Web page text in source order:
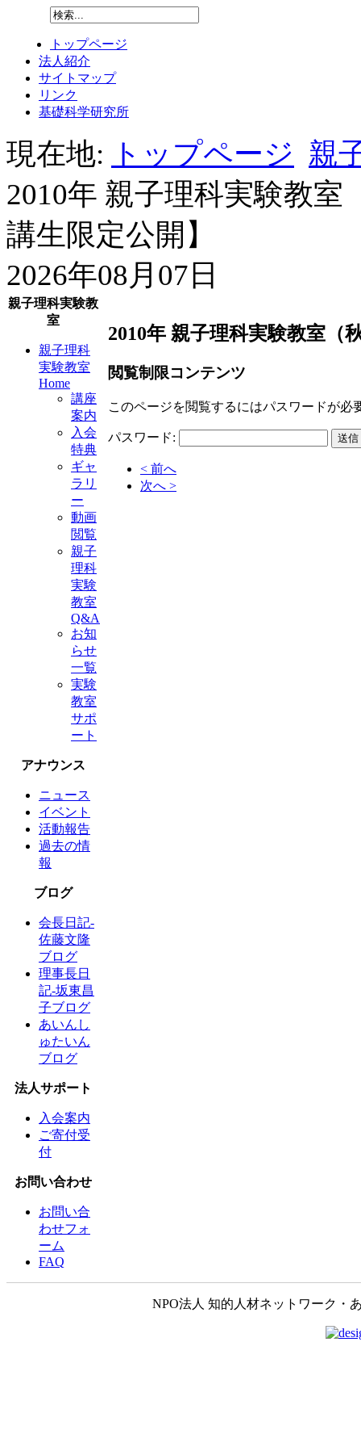
トップページ
法人紹介
サイトマップ
リンク
基礎科学研究所
現在地: トップページ 親
2010年 親子理科実験教
講生限定公開】
2026年08月07日
親子理科実験教
室
親子理科
実験教室
Home
講座
案内
入会
特典
ギャ
ラリ
ー
動画
閲覧
親子
理科
実験
教室
Q&A
お知
らせ
一覧
実験
教室
サポ
ート
アナウンス
ニュース
イベント
活動報告
過去の情
報
ブログ
会長日記-
佐藤文隆
ブログ
理事長日
記-坂東昌
子ブログ
あいんし
ゅたいん
ブログ
法人サポート
入会案内
ご寄付受
付
お問い合わせ
お問い合
わせフォ
ーム
FAQ
2010年 親子理科実験教室（
閲覧制限コンテンツ
このページを閲覧するにはパスワードが必
パスワード:
< 前へ
次へ >
NPO法人 知的人材ネットワーク・